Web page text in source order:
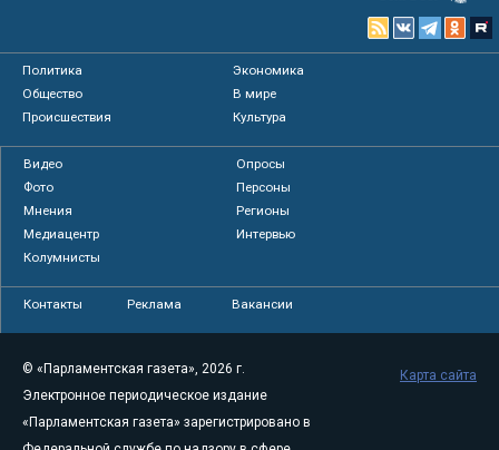
Политика
Экономика
Общество
В мире
Происшествия
Культура
Видео
Опросы
Фото
Персоны
Мнения
Регионы
Медиацентр
Интервью
Колумнисты
Контакты Реклама Вакансии
© «Парламентская газета», 2026 г.
Электронное периодическое издание
«Парламентская газета» зарегистрировано в
Карта сайта